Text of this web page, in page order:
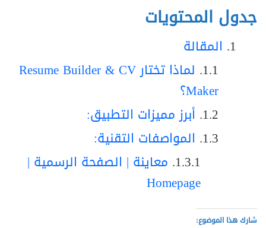
جدول المحتويات
المقالة
لماذا تختار Resume Builder & CV
Maker؟
أبرز مميزات التطبيق:
المواصفات التقنية:
معاينة | الصفحة الرسمية |
Homepage
شارك هذا الموضوع: